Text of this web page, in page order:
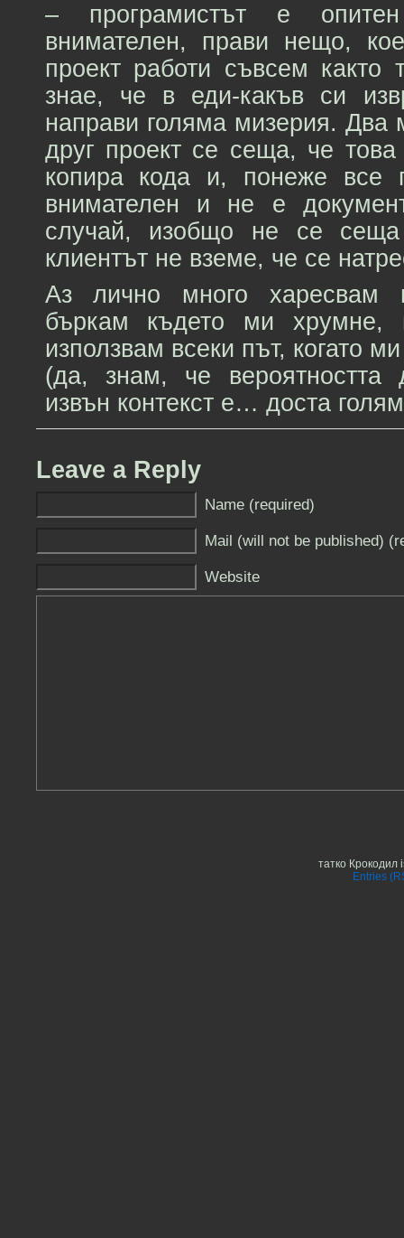
– програмистът е
внимателен, прави нещо,
проект работи съвсем както
знае, че в еди-какъв си
направи голяма мизерия. Два
друг проект се сеща, че
копира кода и, понеже все
внимателен и не е
случай, изобщо не се сеща
клиентът не вземе, че се
Аз лично много харесвам
бъркам където ми
използвам всеки път, когато
(да, знам, че вероятността
извън контекст е… доста
Leave a Reply
Name (required)
Mail (will not be published)
Website
татко
Entries